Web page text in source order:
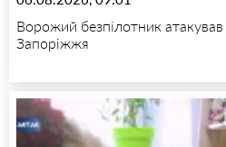
Ворожий безпілотник
Запоріжжя